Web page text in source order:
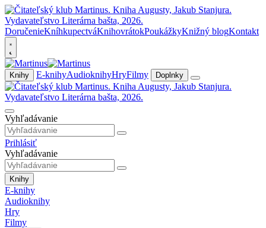
DoručenieKníhkupectváKnihovrátokPoukážkyKnižný blogKontakt
Knihy E-knihyAudioknihyHryFilmy Doplnky
Vyhľadávanie
Prihlásiť
Vyhľadávanie
Knihy
E-knihy
Audioknihy
Hry
Filmy